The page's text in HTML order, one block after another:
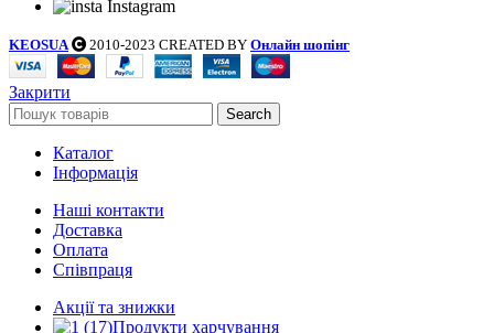
Instagram
KEOSUA 2010-2023 CREATED BY Онлайн шопінг
Закрити
Search
Каталог
Інформація
Наші контакти
Доставка
Оплата
Співпраця
Акції та знижки
Продукти харчування